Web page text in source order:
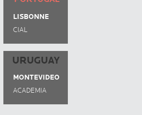
LISBONNE
CIAL
LISBONNE
URUGUAY
MONTEVIDEO
ACADEMIA
URUGUAY